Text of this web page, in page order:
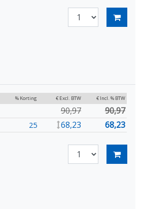
% Korting € Excl. BTW € Incl. % BTW
90,97 90,97
25 68,23 68,23